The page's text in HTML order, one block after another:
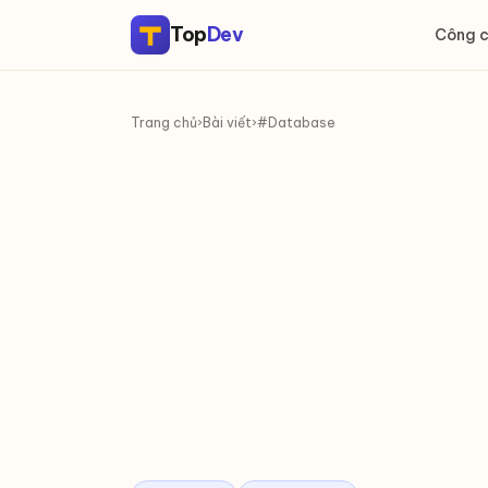
TopDev Công
Trang chủ› Bài viết›#Database